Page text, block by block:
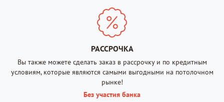
РАССРОЧКА
Вы также можете сделать заказ в рассрочку и по кредитным
условиям, которые являются самыми выгодными на потолочном
рынке!
Без участия банка